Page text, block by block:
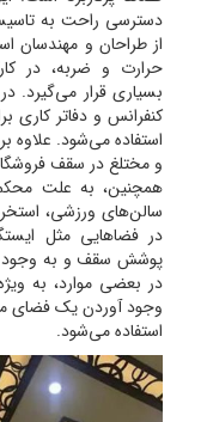
دسترسی راحت به
از طراحان و مهندسان
حرارت و ضربه، در
بسیاری قرار می‌گیرد.
کنفرانس و دفاتر
استفاده می‌شود. علاوه
و مختلغ در سقف
همچنین، به علت
سالن‌های ورزشی،
در فضاهایی مثل
پوشش سقف و به وجود
در بعضی موارد، به
وجود آوردن یک فضای
استفاده می‌شود.